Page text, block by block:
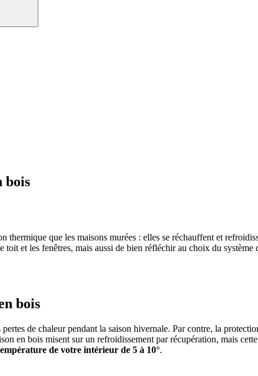
bois
thermique que les maisons murées : elles se réchauffent et
et les fenêtres, mais aussi de bien réfléchir au choix du
bois
de chaleur pendant la saison hivernale. Par contre, la
en bois misent sur un refroidissement par récupération, mais
de votre intérieur de 5 à 10°.